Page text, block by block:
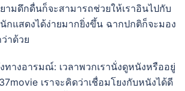
ยามดึกดื่นก็จะสามารถช่วยให้เราอินไปกับ
กแสดงได้ง่ายมากยิ่งขึ้น ฉากปกติก็จะมอง
าด้วย
ทางอารมณ์: เวลาพวกเรานั่งดูหนังหรืออยู่
เราจะคิดว่าเชื่อมโยงกับหนังได้ดี